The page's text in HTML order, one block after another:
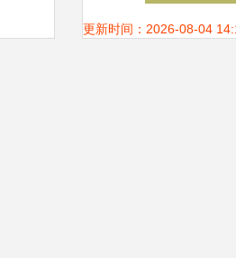
更新时间：2026-08-04